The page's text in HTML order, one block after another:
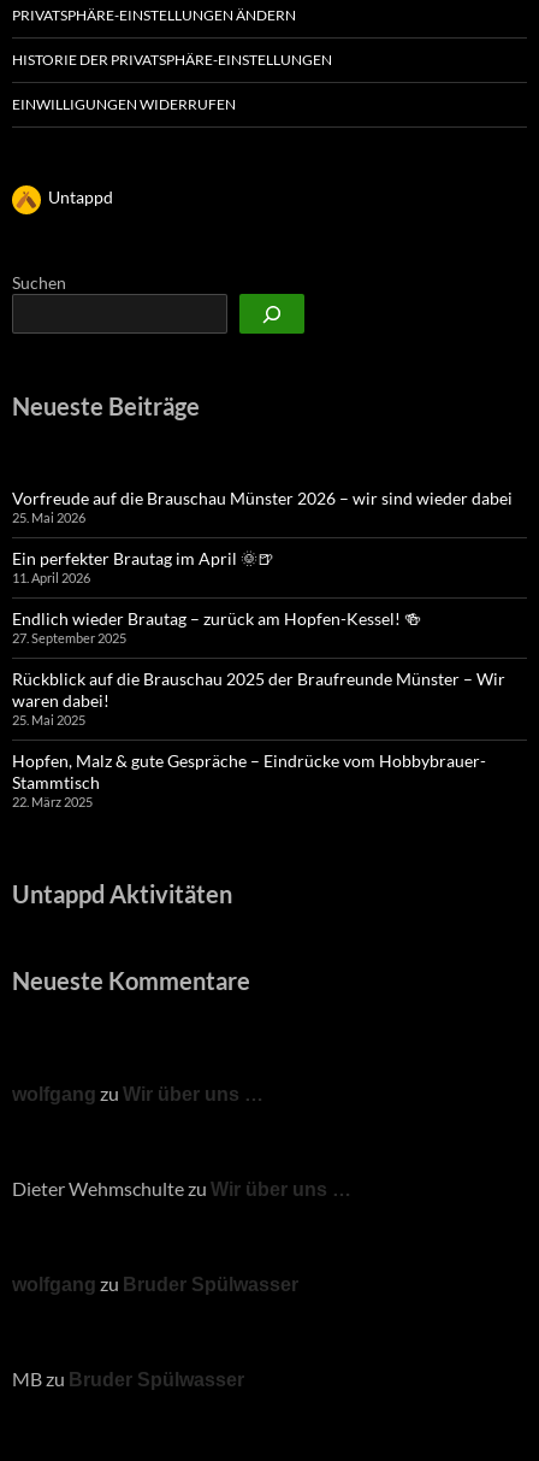
PRIVATSPHÄRE-EINSTELLUNGEN ÄNDERN
HISTORIE DER PRIVATSPHÄRE-EINSTELLUNGEN
EINWILLIGUNGEN WIDERRUFEN
Untappd
Suchen
Neueste Beiträge
Vorfreude auf die Brauschau Münster 2026 – wir sind wieder dabei
25. Mai 2026
Ein perfekter Brautag im April 🌞🍺
11. April 2026
Endlich wieder Brautag – zurück am Hopfen-Kessel! 🍻
27. September 2025
Rückblick auf die Brauschau 2025 der Braufreunde Münster – Wir
waren dabei!
25. Mai 2025
Hopfen, Malz & gute Gespräche – Eindrücke vom Hobbybrauer-
Stammtisch
22. März 2025
Untappd Aktivitäten
Neueste Kommentare
wolfgang zu Wir über uns …
Dieter Wehmschultezu Wir über uns …
wolfgang zu Bruder Spülwasser
MBzu Bruder Spülwasser